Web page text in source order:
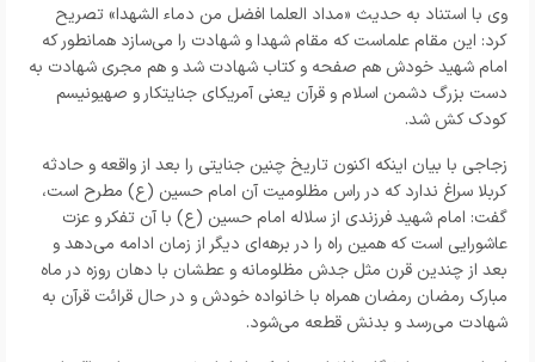
وی با استناد به حدیث «مداد العلما افضل من دماء الشهدا» تصریح
کرد: این مقام علماست که مقام شهدا و شهادت را می‌سازد همانطور که
امام شهید خودش هم صفحه و کتاب شهادت شد و هم مجری شهادت به
دست بزرگ دشمن اسلام و قرآن یعنی آمریکای جنایتکار و صهیونیسم
کودک کش شد.
زجاجی با بیان اینکه اکنون تاریخ چنین جنایتی را بعد از واقعه و حادثه
کربلا سراغ ندارد که در راس مظلومیت آن امام حسین (ع) مطرح است،
گفت: امام شهید فرزندی از سلاله امام حسین (ع) با آن تفکر و عزت
عاشورایی است که همین راه را در برهه‌ای دیگر از زمان ادامه می‌دهد و
بعد از چندین قرن مثل جدش مظلومانه و عطشان با دهان روزه در ماه
مبارک رمضان رمضان همراه با خانواده خودش و در حال قرائت قرآن به
شهادت می‌رسد و بدنش قطعه می‌شود.